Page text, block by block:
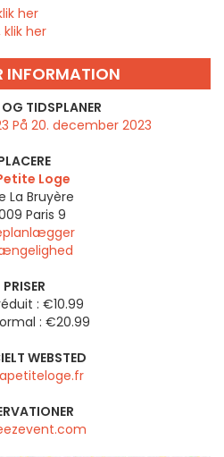
her
her
INFORMATION
TIDSPLANER
På 20. december 2023
Loge
La Bruyère
Paris 9
PRISER
: €10.99
: €20.99
WEBSTED